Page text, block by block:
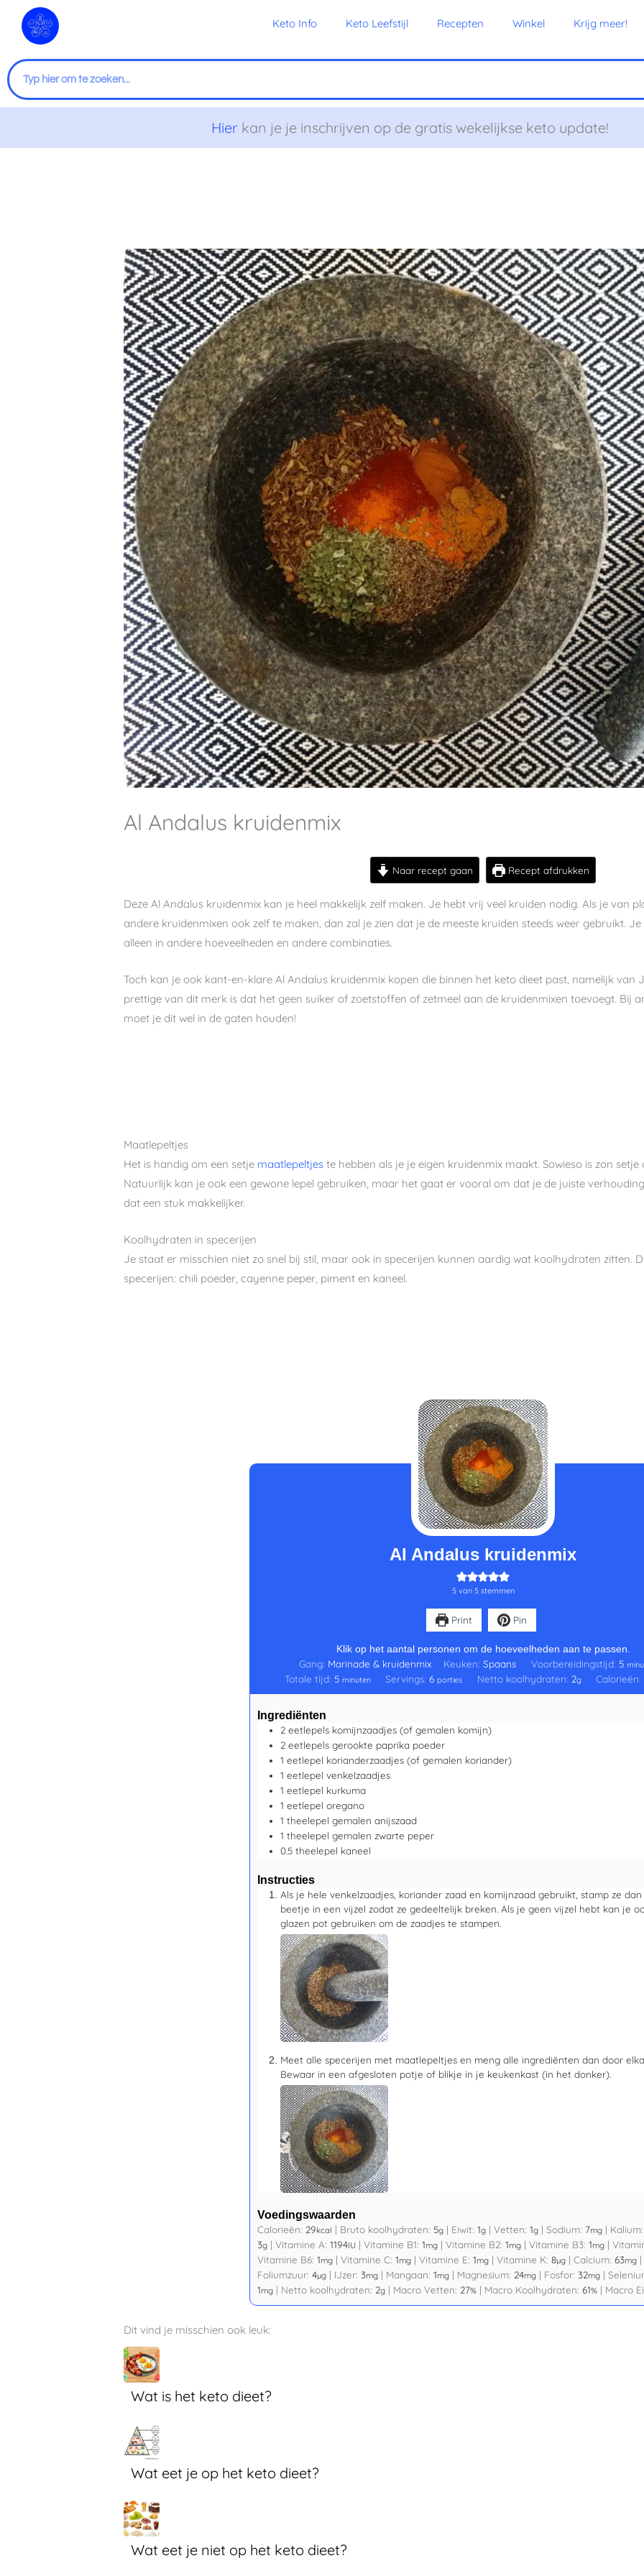
naar
inhoud
Keto Info Keto Leefstijl Recepten Winkel Krijg meer!
Zoeken
Hierkan je je inschrijven op de gratis wekelijkse keto update!
Al Andalus kruidenmix
Naar recept gaan Recept afdrukken
Deze Al Andalus kruidenmix kan je heel makkelijk zelf maken. Je hebt vrij veel kruiden nodig. Als je van
andere kruidenmixen ook zelf te maken, dan zal je zien dat je de meeste kruiden steeds weer gebruikt.
alleen in andere hoeveelheden en andere combinaties.
Toch kan je ook kant-en-klare Al Andalus kruidenmix kopen die binnen het keto dieet past, namelijk van
prettige van dit merk is dat het geen suiker of zoetstoffen of zetmeel aan de kruidenmixen toevoegt. Bij
moet je dit wel in de gaten houden!
Maatlepeltjes
Het is handig om een setje maatlepeltjes te hebben als je je eigen kruidenmix maakt. Sowieso is zon
Natuurlijk kan je ook een gewone lepel gebruiken, maar het gaat er vooral om dat je de juiste
dat een stuk makkelijker.
Koolhydraten in specerijen
Je staat er misschien niet zo snel bij stil, maar ook in specerijen kunnen aardig wat koolhydraten zitten.
specerijen: chili poeder, cayenne peper, piment en kaneel.
Al Andalus kruidenmix
5van 5stemmen
Print Pin
Klik op het aantal personen om de hoeveelheden aan te passen.
Gang: Marinade & kruidenmix Keuken:Spaans Voorbereidingstijd: 5
Totale tijd: 5 minuten Servings:6 porties Netto koolhydraten: 2g Calorieën:
Ingrediënten
2 eetlepels komijnzaadjes (of gemalen komijn)
2 eetlepels gerookte paprika poeder
1 eetlepel korianderzaadjes (of gemalen koriander)
1 eetlepel venkelzaadjes
1 eetlepel kurkuma
1 eetlepel oregano
1 theelepel gemalen anijszaad
1 theelepel gemalen zwarte peper
0.5 theelepel kaneel
Instructies
Als je hele venkelzaadjes, koriander zaad en komijnzaad gebruikt, stamp ze
beetje in een vijzel zodat ze gedeeltelijk breken. Als je geen vijzel hebt kan je
glazen pot gebruiken om de zaadjes te stampen.
Meet alle specerijen met maatlepeltjes en meng alle ingrediënten dan door
Bewaar in een afgesloten potje of blikje in je keukenkast (in het donker).
Voedingswaarden
Calorieën: 29kcal | Bruto koolhydraten: 5g | Eiwit: 1g | Vetten: 1g | Sodium: 7mg |
3g | Vitamine A: 1194IU | Vitamine B1: 1mg | Vitamine B2: 1mg | Vitamine B3: 1mg |
Vitamine B6: 1mg | Vitamine C: 1mg | Vitamine E: 1mg | Vitamine K: 8µg | Calcium: 63mg |
Foliumzuur: 4µg | IJzer: 3mg | Mangaan: 1mg | Magnesium: 24mg | Fosfor: 32mg |
1mg | Netto koolhydraten: 2g | Macro Vetten: 27% | Macro Koolhydraten: 61% | Macro
Dit vind je misschien ook leuk:
Wat is het keto dieet?
Wat eet je op het keto dieet?
Wat eet je niet op het keto dieet?